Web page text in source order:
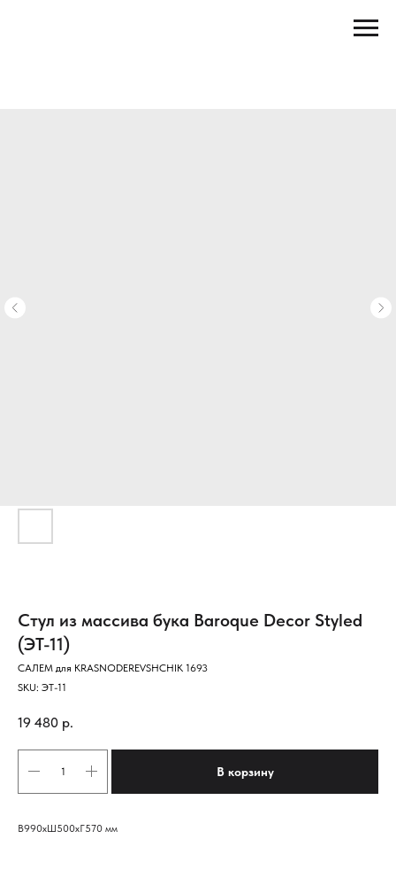
Стул из массива бука Baroque Decor Styled
(ЭТ-11)
САЛЕМ для KRASNODEREVSHCHIK 1693
SKU: ЭТ-11
19 480 р.
В корзину
В990хШ500хГ570 мм